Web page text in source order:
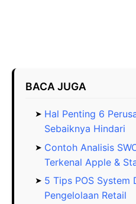
BACA JUGA
Hal Penting 6
Sebaiknya Hindari
Contoh Analisis
Terkenal Apple &
5 Tips POS System
Pengelolaan Retail